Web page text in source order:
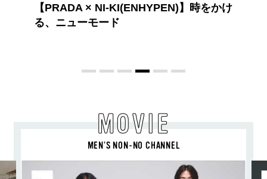
高橋璃央と、ジュエッテの出会い。夏の
定番、ピンクゴールドが印象的
MOVIE
MEN’S NON-NO CHANNEL